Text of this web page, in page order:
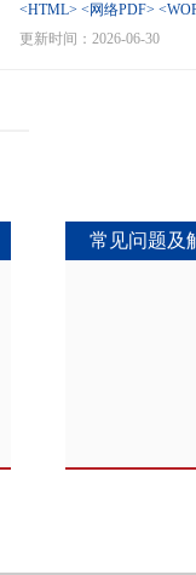
架不仅提供了评价复杂概
制，能够推动区域分析从
育投资的作用机制，且普
与多维度异质性特征。基
弱，表明资本充裕家庭可
赖。第三，异质性分析结
以及城镇的家庭在杠杆上
讨论后发现，家庭杠杆与
务压力较轻时，杠杆上升
致教育支出削减，说明适
<HTML> <网络PDF>
更新时间：2026-06-30
常见问题及